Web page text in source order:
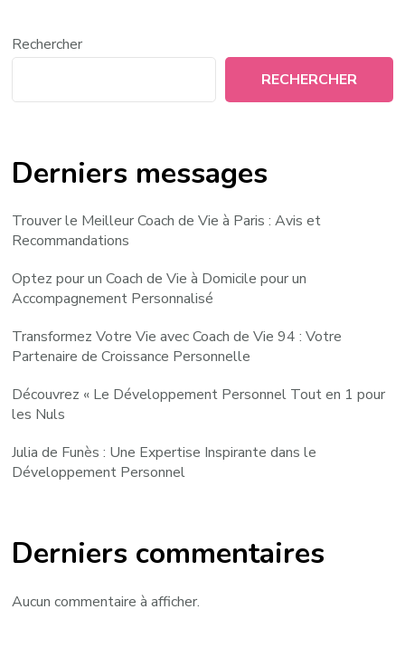
Rechercher
RECHERCHER
Derniers messages
Trouver le Meilleur Coach de Vie à Paris : Avis et
Recommandations
Optez pour un Coach de Vie à Domicile pour un
Accompagnement Personnalisé
Transformez Votre Vie avec Coach de Vie 94 : Votre
Partenaire de Croissance Personnelle
Découvrez « Le Développement Personnel Tout en 1 pour
les Nuls
Julia de Funès : Une Expertise Inspirante dans le
Développement Personnel
Derniers commentaires
Aucun commentaire à afficher.